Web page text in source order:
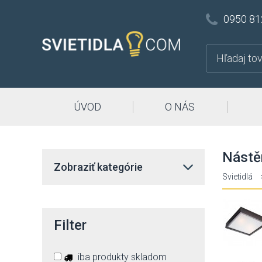
0950
ÚVOD O NÁS
Svietidlá
Zobraziť kategórie
Filter
iba produkty skladom